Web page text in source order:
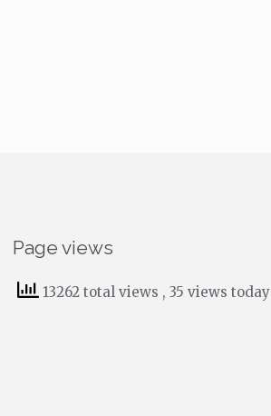
Page views
13262 total views , 35 views today